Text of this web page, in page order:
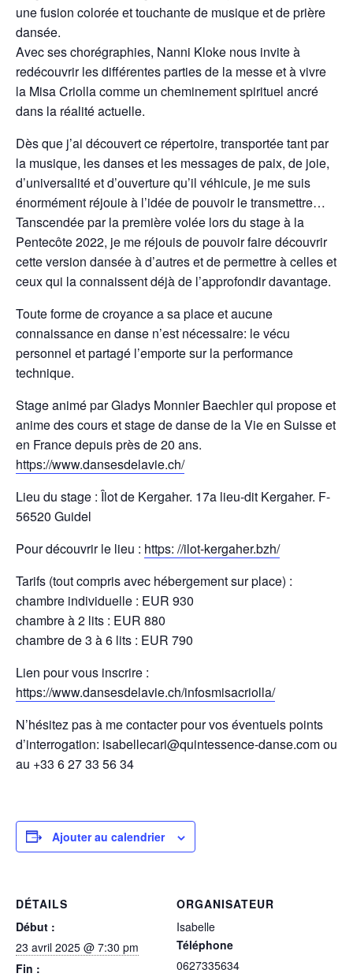
une fusion colorée et touchante de musique et de prière
dansée.
Avec ses chorégraphies, Nanni Kloke nous invite à
redécouvrir les différentes parties de la messe et à vivre
la Misa Criolla comme un cheminement spirituel ancré
dans la réalité actuelle.
Dès que j’ai découvert ce répertoire, transportée tant par
la musique, les danses et les messages de paix, de joie,
d’universalité et d’ouverture qu’il véhicule, je me suis
énormément réjouie à l’idée de pouvoir le transmettre…
Tanscendée par la première volée lors du stage à la
Pentecôte 2022, je me réjouis de pouvoir faire découvrir
cette version dansée à d’autres et de permettre à celles et
ceux qui la connaissent déjà de l’approfondir davantage.
Toute forme de croyance a sa place et aucune
connaissance en danse n’est nécessaire: le vécu
personnel et partagé l’emporte sur la performance
technique.
Stage animé par Gladys Monnier Baechler qui propose et
anime des cours et stage de danse de la Vie en Suisse et
en France depuis près de 20 ans.
https://www.dansesdelavie.ch/
Lieu du stage : Îlot de Kergaher. 17a lieu-dit Kergaher. F-
56520 Guidel
Pour découvrir le lieu : https: //ilot-kergaher.bzh/
Tarifs (tout compris avec hébergement sur place) :
chambre individuelle : EUR 930
chambre à 2 lits : EUR 880
chambre de 3 à 6 lits : EUR 790
Lien pour vous inscrire :
https://www.dansesdelavie.ch/infosmisacriolla/
N’hésitez pas à me contacter pour vos éventuels points
d’interrogation: isabellecari@quintessence-danse.com ou
au +33 6 27 33 56 34
Ajouter au calendrier
DÉTAILS
Début :
23 avril 2025 @ 7:30 pm
Fin :
ORGANISATEUR
Isabelle
Téléphone
0627335634